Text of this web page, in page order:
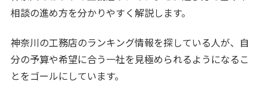
相談の進め方を分かりやすく解説します。
神奈川の工務店のランキング情報を探している人が、自
分の予算や希望に合う一社を見極められるようになるこ
とをゴールにしています。